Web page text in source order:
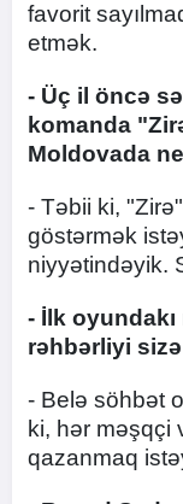
favorit
etmək.
- Üç il öncə
komanda
Moldovada
- Təbii ki,
göstərmək
niyyətindəyik.
- İlk
rəhbərliyi
- Belə söhbət
ki, hər məşqçi
qazanmaq